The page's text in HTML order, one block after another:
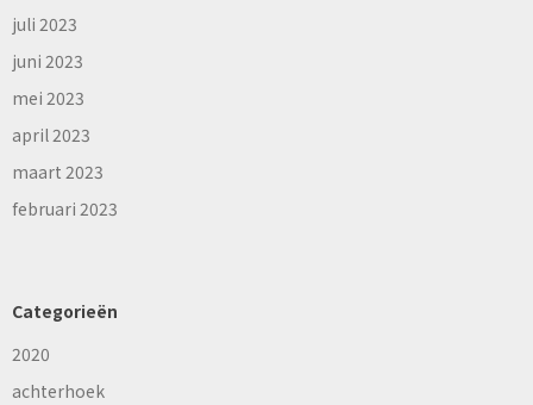
juli 2023
juni 2023
mei 2023
april 2023
maart 2023
februari 2023
Categorieën
2020
achterhoek